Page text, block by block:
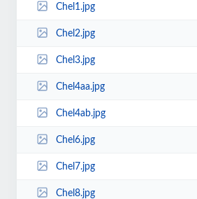
Chel1.jpg
Chel2.jpg
Chel3.jpg
Chel4aa.jpg
Chel4ab.jpg
Chel6.jpg
Chel7.jpg
Chel8.jpg